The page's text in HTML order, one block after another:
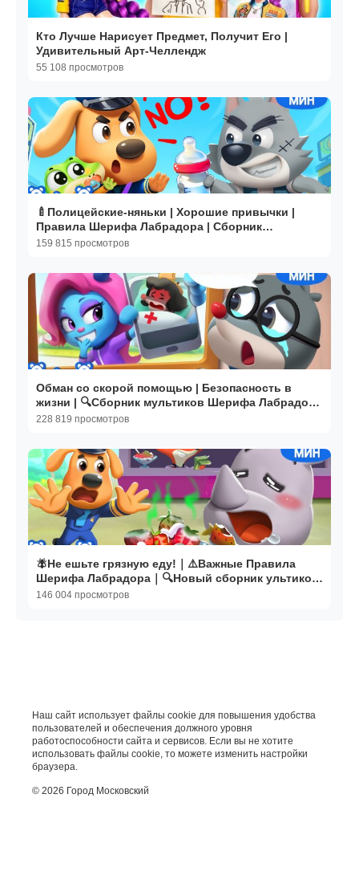
Кто Лучше Нарисует Предмет, Получит Его |
Удивительный Арт-Челлендж
55 108 просмотров
🍼Полицейские-няньки | Хорошие привычки |
Правила Шерифа Лабрадора | Сборник
мультиков | BabyBus
159 815 просмотров
Обман со скорой помощью | Безопасность в
жизни | 🔍Сборник мультиков Шерифа Лабрадора
| BabyBus
228 819 просмотров
🪰Не ешьте грязную еду!｜⚠️Важные Правила
Шерифа Лабрадора｜🔍Новый сборник ультиков
для детей｜BabyBus
146 004 просмотров
Наш сайт использует файлы cookie для повышения удобства
пользователей и обеспечения должного уровня
работоспособности сайта и сервисов. Если вы не хотите
использовать файлы cookie, то можете изменить настройки
браузера.
© 2026 Город Московский